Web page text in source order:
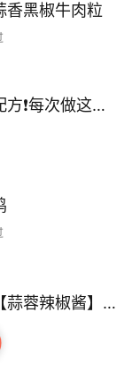
香黑椒牛肉粒
吃了十几年的配方❗️每次做这至少吃2碗
饭店不外传的【蒜蓉辣椒酱】自己在家也可以做出